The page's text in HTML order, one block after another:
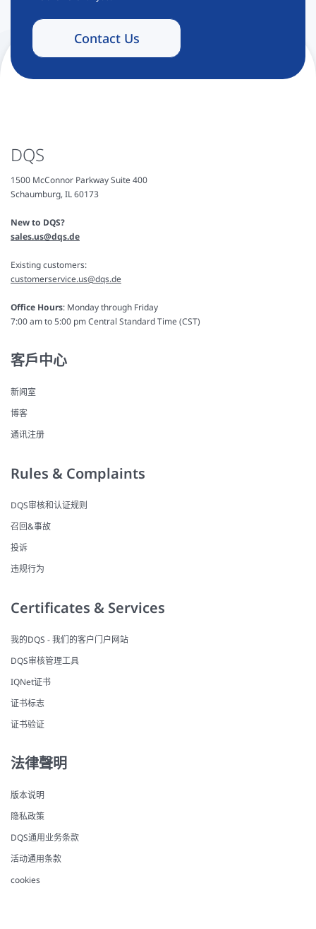
Contact Us
DQS
1500 McConnor Parkway Suite 400
Schaumburg, IL 60173
New to DQS?
sales.us@dqs.de
Existing customers:
customerservice.us@dqs.de
Office Hours: Monday through Friday
7:00 am to 5:00 pm Central Standard Time (CST)
客戶中心
新闻室
博客
通讯注册
Rules & Complaints
DQS审核和认证规则
召回&事故
投诉
违规行为
Certificates & Services
我的DQS - 我们的客户门户网站
DQS审核管理工具
IQNet证书
证书标志
证书验证
法律聲明
版本说明
隐私政策
DQS通用业务条款
活动通用条款
cookies